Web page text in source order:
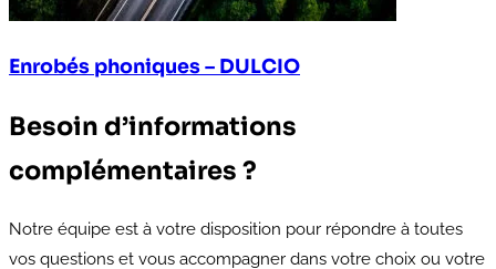
Enrobés phoniques – DULCIO
Besoin d’informations
complémentaires ?
Notre équipe est à votre disposition pour répondre à toutes
vos questions et vous accompagner dans votre choix ou votre